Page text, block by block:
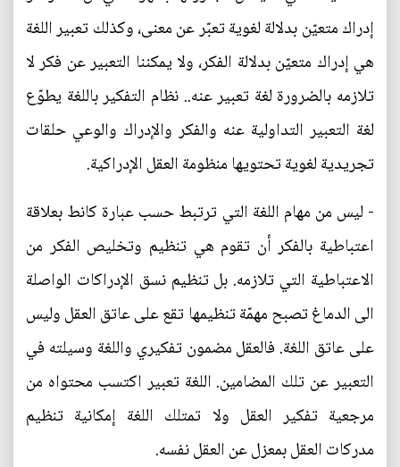
إدراك متعيّن بدلالة لغوية تعبّر عن معنى، وكذلك تعبير اللغة
هي إدراك متعيّن بدلالة الفكر، ولا يمكننا التعبير عن فكر لا
تلازمه بالضرورة لغة تعبير عنه.. نظام التفكير باللغة يطوّع
لغة التعبير التداولية عنه والفكر والإدراك والوعي حلقات
تجريدية لغوية تحتويها منظومة العقل الإدراكية.
- ليس من مهام اللغة التي ترتبط حسب عبارة كانط بعلاقة
اعتباطية بالفكر أن تقوم هي تنظيم وتخليص الفكر من
الاعتباطية التي تلازمه. بل تنظيم نسق الإدراكات الواصلة
الى الدماغ تصبح مهمّة تنظيمها تقع على عاتق العقل وليس
على عاتق اللغة. فالعقل مضمون تفكيري واللغة وسيلته في
التعبير عن تلك المضامين. اللغة تعبير اكتسب محتواه من
مرجعية تفكير العقل ولا تمتلك اللغة إمكانية تنظيم
مدركات العقل بمعزل عن العقل نفسه.